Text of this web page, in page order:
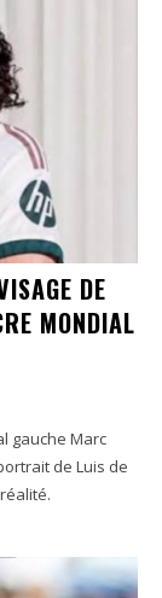
DE
MONDIAL
gauche Marc
de Luis de